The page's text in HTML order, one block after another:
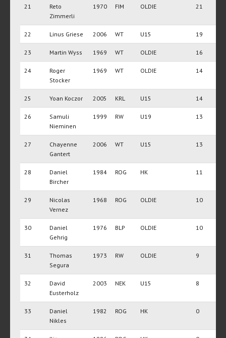
21
Reto
Zimmerli
1970 FIM OLDIE 21
22 Linus Griese 2006 WT U15 19
23 Martin Wyss 1969 WT OLDIE 16
24
Roger
Stocker
1969 WT OLDIE 14
25 Yoan Koczor 2005 KRL U15 14
26
Samuli
Nieminen
1999 RW U19 13
27
Chayenne
Gantert
2006 WT U15 13
28
Daniel
Bircher
1984 ROG HK 11
29
Nicolas
Vernez
1968 ROG OLDIE 10
30
Daniel
Gehrig
1976 BLP OLDIE 10
31
Thomas
Segura
1973 RW OLDIE 9
32
David
Eusterholz
2003 NEK U15 8
33
Daniel
Nikles
1982 ROG HK 0